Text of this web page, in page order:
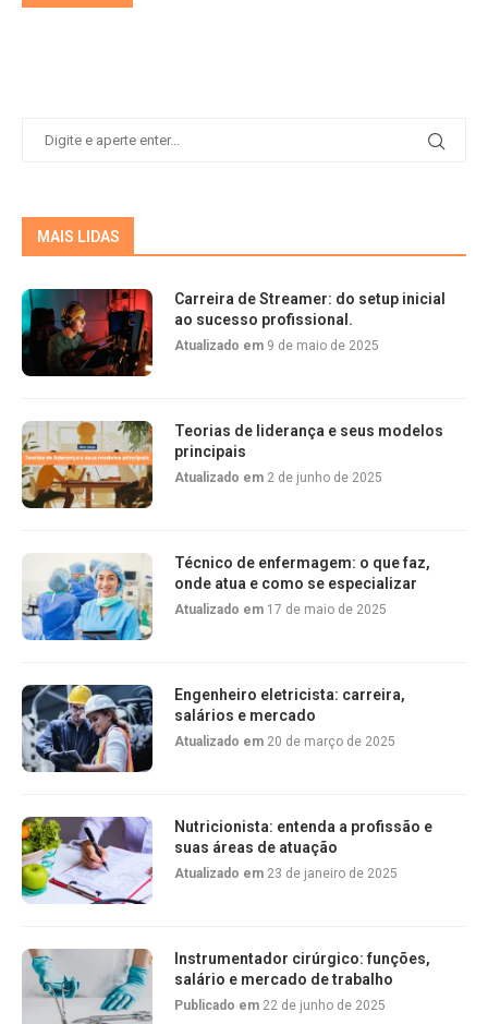
MAIS LIDAS
Carreira de Streamer: do setup inicial
ao sucesso profissional.
Atualizado em 9 de maio de 2025
Teorias de liderança e seus modelos
principais
Atualizado em 2 de junho de 2025
Técnico de enfermagem: o que faz,
onde atua e como se especializar
Atualizado em 17 de maio de 2025
Engenheiro eletricista: carreira,
salários e mercado
Atualizado em 20 de março de 2025
Nutricionista: entenda a profissão e
suas áreas de atuação
Atualizado em 23 de janeiro de 2025
Instrumentador cirúrgico: funções,
salário e mercado de trabalho
Publicado em 22 de junho de 2025